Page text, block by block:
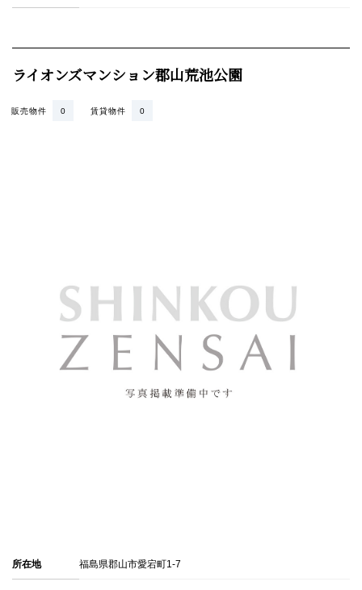
ライオンズマンション郡山荒池公園
賃貸物件 0
販売物件 0
所在地 福島県郡山市愛宕町1-7